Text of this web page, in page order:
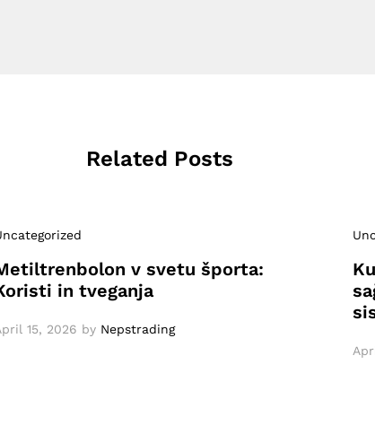
Related Posts
v svetu športa:
in tveganja
15, 2026 by Nepstrading